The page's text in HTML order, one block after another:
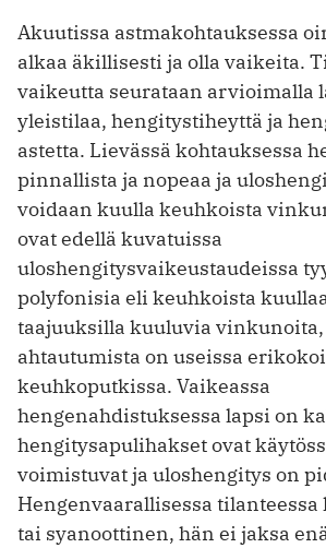
Akuutissa astmakohtauksessa
alkaa äkillisesti ja olla vaikeita.
vaikeutta seurataan arvioimalla
yleistilaa, hengitystiheyttä ja
astetta. Lievässä kohtauksessa
pinnallista ja nopeaa ja
voidaan kuulla keuhkoista
ovat edellä kuvatuissa
uloshengitysvaikeustaudeissa
polyfonisia eli keuhkoista
taajuuksilla kuuluvia
ahtautumista on useissa
keuhkoputkissa. Vaikeassa
hengenahdistuksessa lapsi on
hengitysapulihakset ovat
voimistuvat ja uloshengitys on
Hengenvaarallisessa tilanteessa
tai syanoottinen, hän ei jaksa